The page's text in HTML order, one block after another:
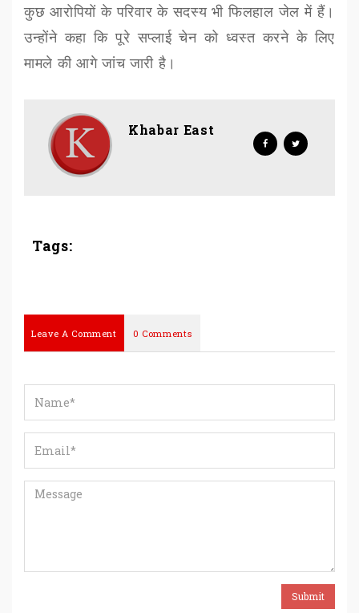
कुछ आरोपियों के परिवार के सदस्य भी फिलहाल जेल में हैं।
उन्होंने कहा कि पूरे सप्लाई चेन को ध्वस्त करने के लिए
मामले की आगे जांच जारी है।
Khabar East
Tags:
Leave A Comment 0 Comments